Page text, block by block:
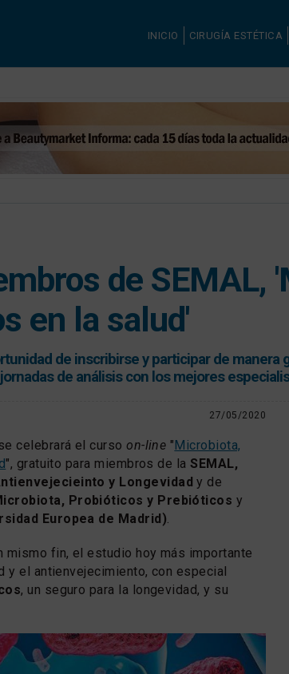
INICIO CIRUGÍA ESTÉTICA
de SEMAL,
en la salud'
de inscribirse y participar de manera
de análisis con los mejores
27/05/2020
celebrará el curso on-line "Microbiota,
", gratuito para miembros de laSEMAL,
y Longevidady de
Probióticos y Prebióticos y
Europea de Madrid).
mismo fin, el estudio hoy más importante
y el antienvejecimiento, con especial
, un seguro para la longevidad, y su